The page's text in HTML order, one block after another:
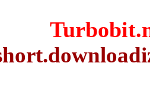
http://